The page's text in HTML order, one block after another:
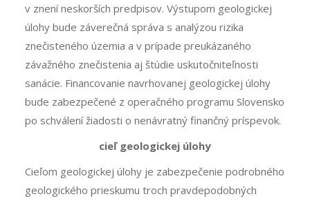
v znení neskorších predpisov. Výstupom geologickej
úlohy bude záverečná správa s analýzou rizika
znečisteného územia a v prípade preukázaného
závažného znečistenia aj štúdie uskutočniteľnosti
sanácie. Financovanie navrhovanej geologickej úlohy
bude zabezpečené z operačného programu Slovensko
po schválení žiadosti o nenávratný finančný príspevok.
cieľ geologickej úlohy
Cieľom geologickej úlohy je zabezpečenie podrobného
geologického prieskumu troch pravdepodobných